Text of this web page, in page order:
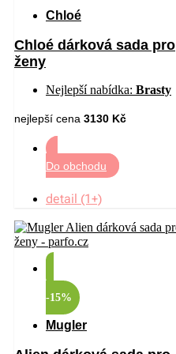
Chloé
Chloé dárková sada pro
ženy
Nejlepší nabídka: Brasty
nejlepší cena 3130 Kč
Do obchodu
detail (1+)
-15%
Mugler